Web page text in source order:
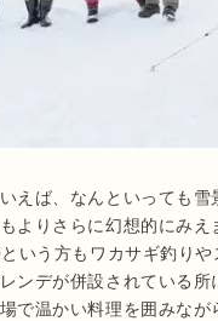
えば、なんといっても
よりさらに幻想的にみ
いう方もワカサギ釣り
ンデが併設されている
で温かい料理を囲みな